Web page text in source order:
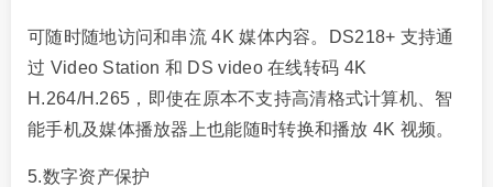
可随时随地访问和串流 4K 媒体内容。DS218+ 支持通
过 Video Station 和 DS video 在线转码 4K
H.264/H.265，即使在原本不支持高清格式计算机、智
能手机及媒体播放器上也能随时转换和播放 4K 视频。
5.数字资产保护